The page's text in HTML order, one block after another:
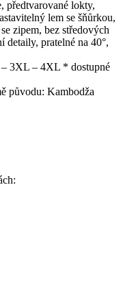
předtvarované lokty,
lem se šňůrkou,
zipem, bez středových
detaily, pratelné na 40°,
– 3XL – 4XL * dostupné
původu: Kambodža